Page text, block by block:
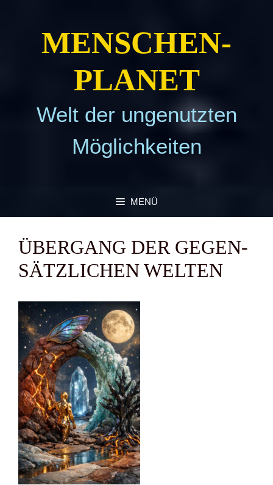
MEN­SCHEN­
PLA­NET
Welt der ungenutzten
Möglichkeiten
MENÜ
ÜBER­GANG DER GEGEN­
SÄTZ­LI­CHEN WEL­TEN